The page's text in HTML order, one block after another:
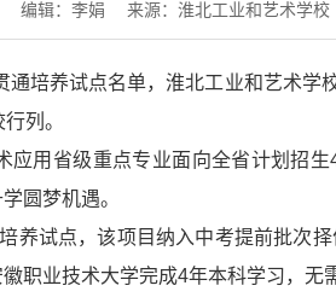
编辑：李娟 来源：淮北工业和艺术学校
培养试点名单，淮北工业和艺术
列。
用省级重点专业面向全省计划招
圆梦机遇。
养试点，该项目纳入中考提前批次
职业技术大学完成4年本科学习，无